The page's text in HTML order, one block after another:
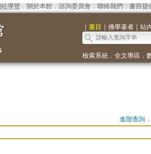
導覽 ． 關於本館． 諮詢委員會． 聯絡我們 ． 書目提
｜ 書目 ｜ 佛學著者｜ 站
檢索系統． 全文專區 ．
進階查詢．